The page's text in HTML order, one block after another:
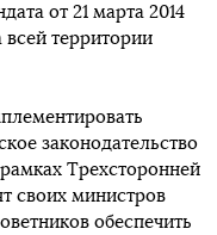
от 21 марта 2014
всей территории
законодательство
Трехсторонней
своих министров
обеспечить